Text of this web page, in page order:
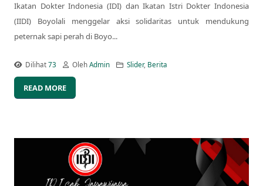
Ikatan Dokter Indonesia (IDI) dan Ikatan Istri Dokter Indonesia
(IIDI) Boyolali menggelar aksi solidaritas untuk mendukung
peternak sapi perah di Boyo...
Dilihat73 OlehAdmin Slider, Berita
READ MORE